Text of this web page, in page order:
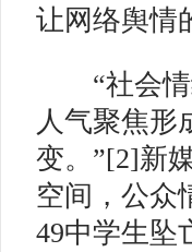
让网络舆情
“社会情
人气聚焦形
变。”[2]新
空间，公众
49中学生坠